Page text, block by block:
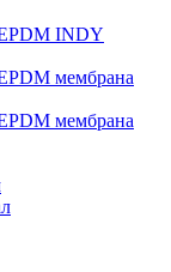
INDY
мембрана
мембрана